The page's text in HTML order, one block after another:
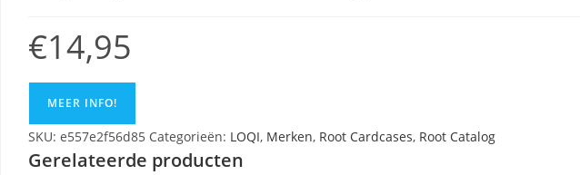
€14,95
MEER INFO!
SKU: e557e2f56d85 Categorieën: LOQI, Merken, Root Cardcases, Root Catalog
Gerelateerde producten